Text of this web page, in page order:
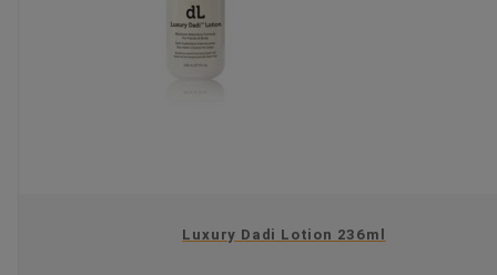
Luxury Dadi Lotion 236ml